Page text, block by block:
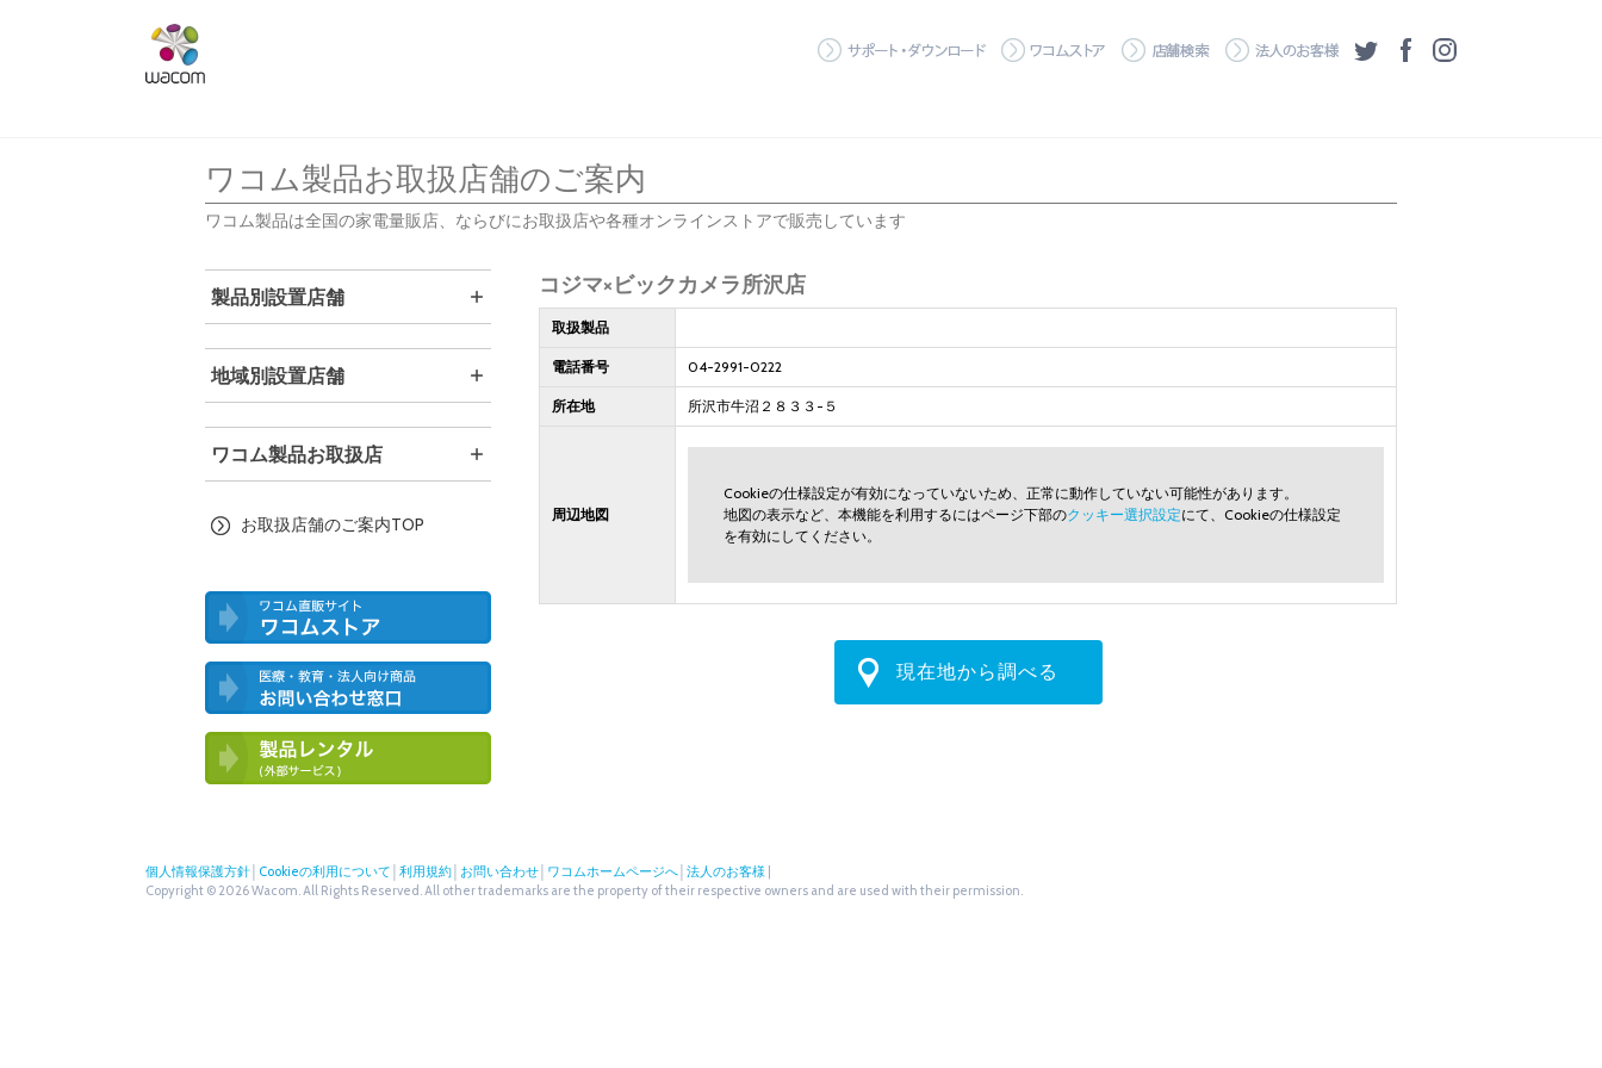
サポート・ダウンロード
ワコムストア 店舗検索 法人のお客様
ツイッターフェイスブック
ワコム製品お取扱店舗のご案内
ワコム製品は全国の家電量販店、ならびにお取扱店や各種オンラインストアで販売しています
コジマ×ビックカメラ所沢店
取扱製品
電話番号 04-2991-0222
所在地 所沢市牛沼２８３３-５
周辺地図
Cookieの仕様設定が有効になっていないため、正常に動作していない可能性があります。
地図の表示など、本機能を利用するにはページ下部のクッキー選択設定にて、Cookieの仕様設定
を有効にしてください。
現在地から調べる
製品別設置店舗
地域別設置店舗
ワコム製品お取扱店
お取扱店舗のご案内TOP
わせ窓口
個人情報保護方針 Cookieの利用について 利用規約 お問い合わせ ワコムホームページへ 法人のお客様
Copyright © 2026 Wacom. All Rights Reserved. All other trademarks are the property of their respective owners and are used with their permission.